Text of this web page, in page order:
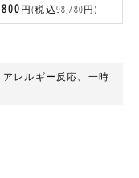
円(税込98,780円)
レルギー反応、一時